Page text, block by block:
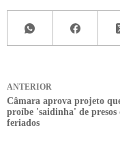
ANTERIOR
Câmara aprova projeto
proíbe 'saidinha' de presos
feriados